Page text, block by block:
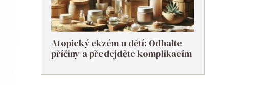
Atopický ekzém u dětí: Odhalte
příčiny a předejděte komplikacím